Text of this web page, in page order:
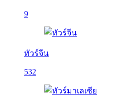
9
ทัวร์จีน
532